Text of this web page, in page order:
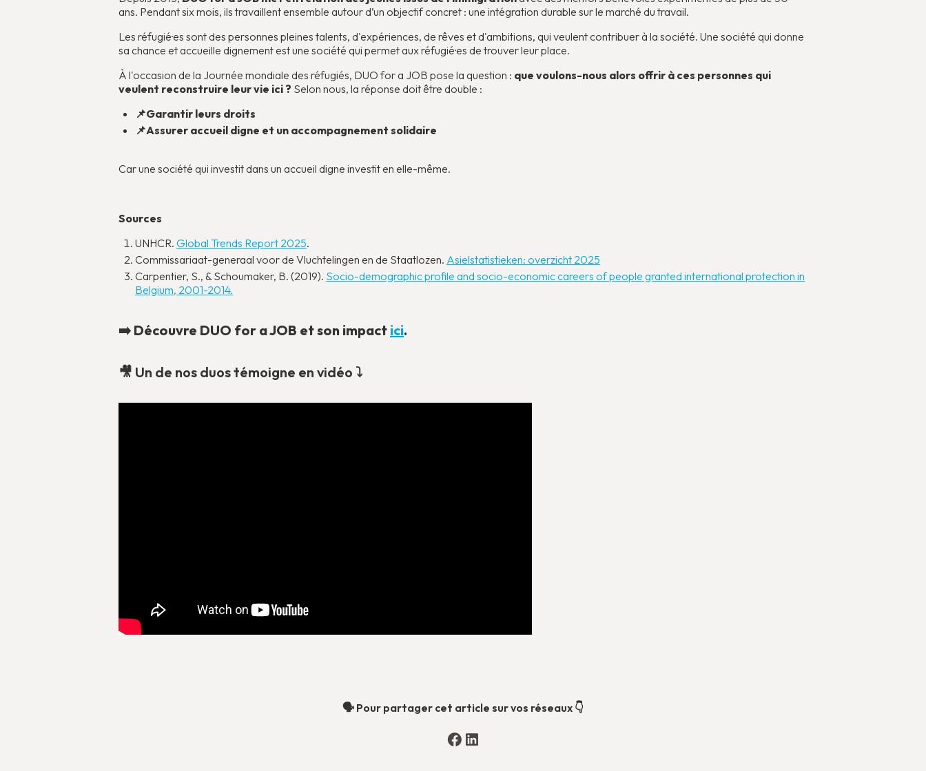
ans. Pendant six mois, ils travaillent ensemble autour d’un objectif concret : une intégration durable sur le marché du travail.
Les réfugié·es sont des personnes pleines talents, d'expériences, de rêves et d'ambitions, qui veulent contribuer à la société. Une société qui donne
sa chance et accueille dignement est une société qui permet aux réfugié·es de trouver leur place.
À l'occasion de la Journée mondiale des réfugiés, DUO for a JOB pose la question : que voulons-nous alors offrir à ces personnes qui
veulent reconstruire leur vie ici ? Selon nous, la réponse doit être double :
📌Garantir leurs droits
📌Assurer accueil digne et un accompagnement solidaire
Car une société qui investit dans un accueil digne investit en elle-même.
Sources
UNHCR. Global Trends Report 2025.
Commissariaat-generaal voor de Vluchtelingen en de Staatlozen. Asielstatistieken: overzicht 2025
Carpentier, S., & Schoumaker, B. (2019). Socio-demographic profile and socio-economic careers of people granted international protection in
Belgium, 2001-2014.
➡️ Découvre DUO for a JOB et son impact ici.
‍🎥 Un de nos duos témoigne en vidéo ⤵️
🗣️ Pour partager cet article sur vos réseaux 👇